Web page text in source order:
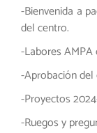
-Bienvenida a
del centro.
-Labores AMPA
-Aprobación
-Proyectos
-Ruegos y